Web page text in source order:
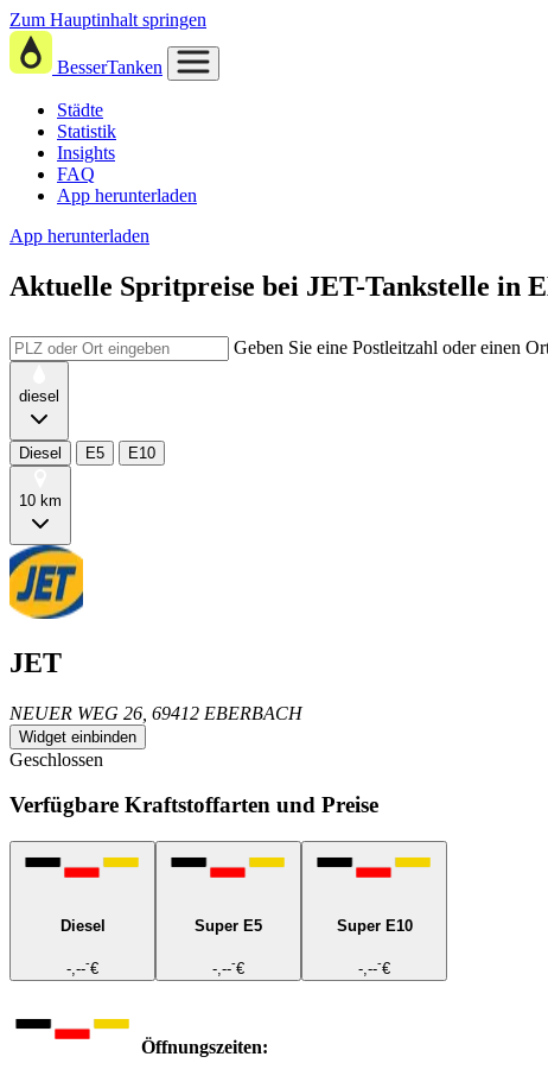
Zum Hauptinhalt springen
BesserTanken
Städte
Statistik
Insights
FAQ
App herunterladen
App herunterladen
Aktuelle Spritpreise bei JET-Tankstelle in
Geben Sie eine Postleitzahl oder einen
diesel
Diesel E5 E10
10 km
JET
NEUER WEG 26, 69412 EBERBACH
Widget einbinden
Geschlossen
Verfügbare Kraftstoffarten und Preise
Diesel
-,---€
Super E5
-,---€
Super E10
-,---€
Öffnungszeiten: